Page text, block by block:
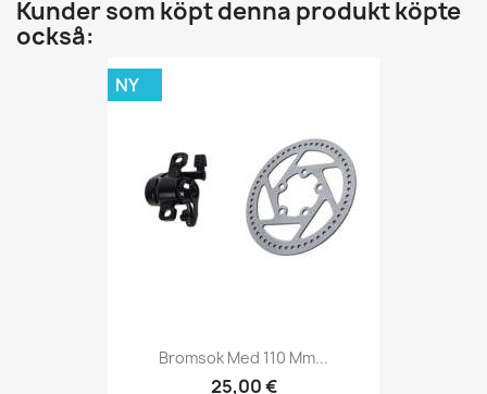
Kunder som köpt denna produkt köpte
också:
Bromsok Med 110 Mm...
25,00 €
NY